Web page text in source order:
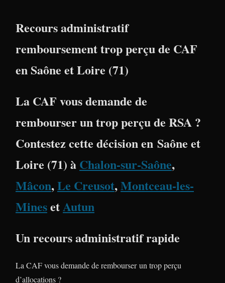
Recours administratif
remboursement trop perçu de CAF
en Saône et Loire (71)
La CAF vous demande de
rembourser un trop perçu de RSA ?
Contestez cette décision en Saône et
Loire (71) à Chalon-sur-Saône,
Mâcon,Le Creusot,Montceau-les-
MinesetAutun
Un recours administratif rapide
La CAF vous demande de rembourser un trop perçu
d’allocations ?